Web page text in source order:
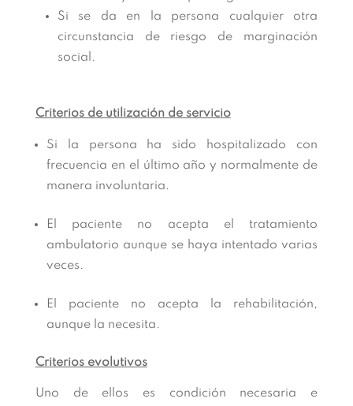
Si se da en la persona cualquier otra
circunstancia de riesgo de marginación
social.
Criterios de utilización de servicio
Si la persona ha sido hospitalizado con
frecuencia en el último año y normalmente de
manera involuntaria.
El paciente no acepta el tratamiento
ambulatorio aunque se haya intentado varias
veces.
El paciente no acepta la rehabilitación,
aunque la necesita.
Criterios evolutivos
Uno de ellos es condición necesaria e